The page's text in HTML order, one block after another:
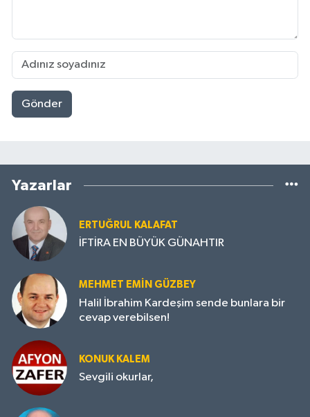
Gönder
Yazarlar
ERTUĞRUL KALAFAT
İFTİRA EN BÜYÜK GÜNAHTIR
MEHMET EMIN GÜZBEY
Halil İbrahim Kardeşim sende bunlara bir
cevap verebilsen!
KONUK KALEM
Sevgili okurlar,